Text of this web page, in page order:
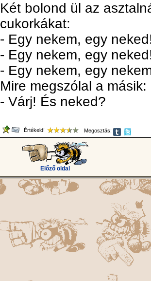
Két bolond ül az
cukorkákat:
- Egy nekem, egy
- Egy nekem, egy
- Egy nekem, egy
Mire megszólal a másik:
- Várj! És neked?
Értékeld! Megosztás:
Előző oldal